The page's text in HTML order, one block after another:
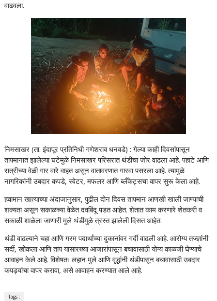
वाढवला.
निमसाखर (ता. इंदापूर प्रतिनिधी गणेशराव धनवडे) : गेल्या काही दिवसांपासून
तापमानात झालेल्या घटेमुळे निमसाखर परिसरात थंडीचा जोर वाढला आहे. पहाटे आणि
रात्रीच्या वेळी गार वारे वाहत असून वातावरणात गारवा पसरला आहे. त्यामुळे
नागरिकांनी उबदार कपडे, स्वेटर, मफलर आणि ब्लँकेट्सचा वापर सुरू केला आहे.
हवामान खात्याच्या अंदाजानुसार, पुढील दोन दिवस तापमान आणखी खाली जाण्याची
शक्यता असून सकाळच्या वेळेत दवबिंदू पडत आहेत. शेतात काम करणारे शेतकरी व
सकाळी शाळेला जाणारी मुले थंडीमुळे त्रस्त झालेली दिसत आहेत.
थंडी वाढल्याने चहा आणि गरम पदार्थांच्या दुकानांवर गर्दी वाढली आहे. आरोग्य तज्ज्ञांनी
सर्दी, खोकला आणि ताप यासारख्या आजारांपासून बचावासाठी योग्य काळजी घेण्याचे
आवाहन केले आहे. विशेषतः लहान मुले आणि वृद्धांनी थंडीपासून बचावासाठी उबदार
कपड्यांचा वापर करावा, असे आवाहन करण्यात आले आहे.
Tags :